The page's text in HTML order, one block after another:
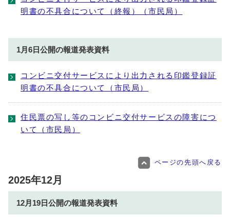
明書の不具合について（終報）（市民局）
1月6日公開の報道発表資料
コンビニ交付サービスにより出力される印鑑登録証
明書の不具合について（市民局）
住民票の写し等のコンビニ交付サービスの障害につ
いて（市民局）
ページの先頭へ戻る
2025年12月
12月19日公開の報道発表資料